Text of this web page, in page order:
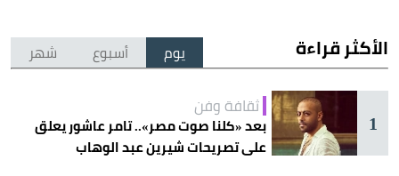
الأكثر قراءة يوم أسبوع شهر
1
ثقافة وفن
بعد «كلنا صوت مصر».. تامر عاشور يعلق
على تصريحات شيرين عبد الوهاب